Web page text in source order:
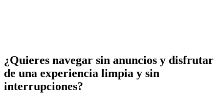
¿Quieres navegar sin anuncios y disfrutar
de una experiencia limpia y sin
interrupciones?